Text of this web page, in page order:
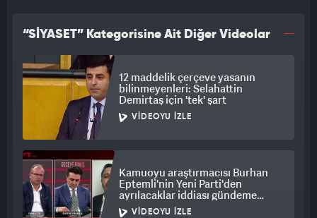
“SİYASET” Kategorisine Ait Diğer Videolar
12 maddelik çerçeve yasanın
bilinmeyenleri: Selahattin
Demirtaş için 'tek' şart
VIDEOYU İZLE
Kamuoyu araştırmacısı Burhan
Eptemli'nin Yeni Parti'den
ayrılacaklar iddiası gündeme
bomba gibi düştü
VIDEOYU İZLE